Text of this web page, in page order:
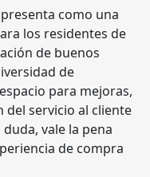
como una
los residentes de
de buenos
de
para mejoras,
del servicio al cliente
vale la pena
de compra